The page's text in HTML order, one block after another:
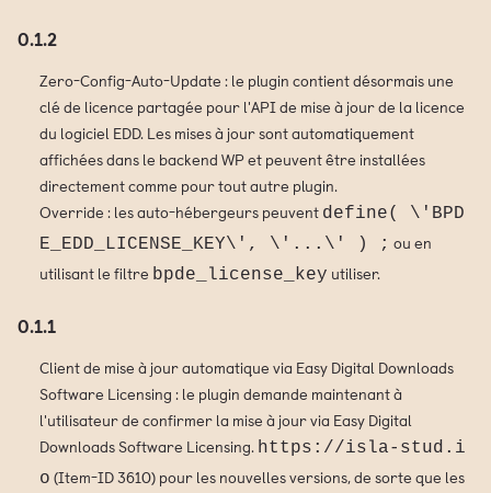
0.1.2
Zero-Config-Auto-Update : le plugin contient désormais une
clé de licence partagée pour l'API de mise à jour de la licence
du logiciel EDD. Les mises à jour sont automatiquement
affichées dans le backend WP et peuvent être installées
directement comme pour tout autre plugin.
Override : les auto-hébergeurs peuvent define( \'BPD
E_EDD_LICENSE_KEY\', \'...\' ) ; ou en
utilisant le filtre bpde_license_key utiliser.
0.1.1
Client de mise à jour automatique via Easy Digital Downloads
Software Licensing : le plugin demande maintenant à
l'utilisateur de confirmer la mise à jour via Easy Digital
Downloads Software Licensing. https://isla-stud.i
o (Item-ID 3610) pour les nouvelles versions, de sorte que les